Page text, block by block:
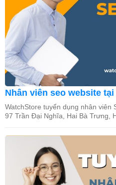
Nhân viên seo website tại
WatchStore tuyển dụng nhân viên
97 Trần Đại Nghĩa, Hai Bà Trưng,